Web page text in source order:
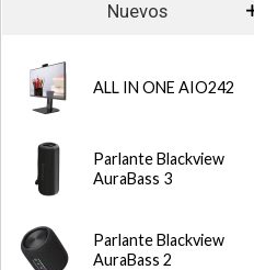
Nuevos
ALL IN ONE AIO242
Parlante Blackview
AuraBass 3
Parlante Blackview
AuraBass 2